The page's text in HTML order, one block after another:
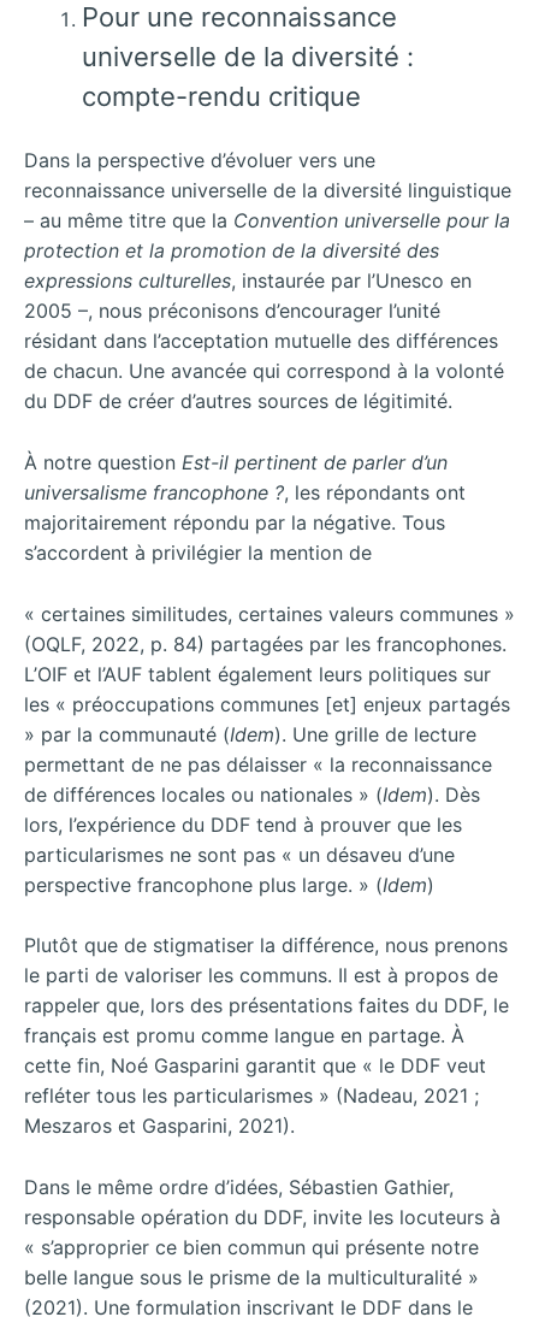
Pour une reconnaissance
universelle de la diversité :
compte-rendu critique
Dans la perspective d’évoluer vers une
reconnaissance universelle de la diversité linguistique
– au même titre que la Convention universelle pour la
protection et la promotion de la diversité des
expressions culturelles, instaurée par l’Unesco en
2005 –, nous préconisons d’encourager l’unité
résidant dans l’acceptation mutuelle des différences
de chacun. Une avancée qui correspond à la volonté
du DDF de créer d’autres sources de légitimité.
À notre question Est-il pertinent de parler d’un
universalisme francophone ?, les répondants ont
majoritairement répondu par la négative. Tous
s’accordent à privilégier la mention de
« certaines similitudes, certaines valeurs communes »
(OQLF, 2022, p. 84) partagées par les francophones.
L’OIF et l’AUF tablent également leurs politiques sur
les « préoccupations communes [et] enjeux partagés
» par la communauté (Idem). Une grille de lecture
permettant de ne pas délaisser « la reconnaissance
de différences locales ou nationales » (Idem). Dès
lors, l’expérience du DDF tend à prouver que les
particularismes ne sont pas « un désaveu d’une
perspective francophone plus large. » (Idem)
Plutôt que de stigmatiser la différence, nous prenons
le parti de valoriser les communs. Il est à propos de
rappeler que, lors des présentations faites du DDF, le
français est promu comme langue en partage. À
cette fin, Noé Gasparini garantit que « le DDF veut
refléter tous les particularismes » (Nadeau, 2021 ;
Meszaros et Gasparini, 2021).
Dans le même ordre d’idées, Sébastien Gathier,
responsable opération du DDF, invite les locuteurs à
« s’approprier ce bien commun qui présente notre
belle langue sous le prisme de la multiculturalité »
(2021). Une formulation inscrivant le DDF dans le